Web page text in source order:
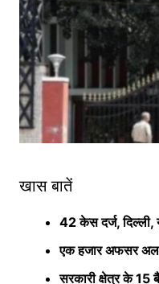
खास बातें
42 केस दर्ज, दिल्ली,
एक हजार अफसर
सरकारी क्षेत्र के 15